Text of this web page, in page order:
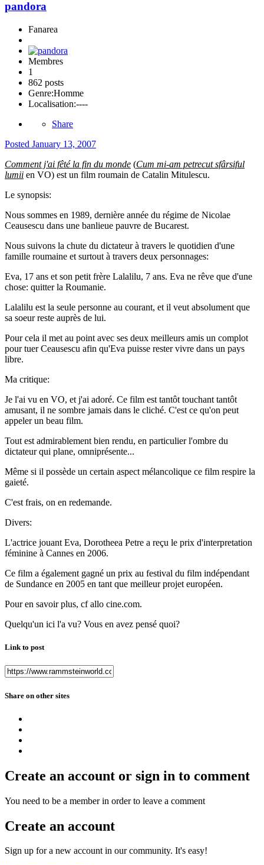
pandora
Fanarea
Membres
1
862 posts
Genre:Homme
Localisation:----
Share
Posted January 13, 2007
Comment j'ai fêté la fin du monde (Cum mi-am petrecut sfârsiful
lumii en VO) est un film roumain de Catalin Mitulescu.
Le synopsis:
Nous sommes en 1989, dernière année du régime de Nicolae
Ceausescu dans une banlieue pauvre de Bucarest.
Nous suivons la chute du dictateur à travers le quotidien d'une
famille roumaine et surtout à travers deux personnages:
Eva, 17 ans et son petit frère Lalalilu, 7 ans. Eva ne rêve que d'une
chose: quitter la Roumanie.
Lalalilu est la seule personne au courant, et il veut absolument que
sa soeur reste auprès de lui.
Pour cela il met au point avec ses deux meilleurs amis un complot
pour tuer Ceausescu afin qu'Eva puisse rester vivre dans un pays
libre.
Ma critique:
Je l'ai vu en VO, et j'ai adoré. Ce film est tantôt touchant tantôt
amusant, il ne sombre jamais dans le cliché. C'est ce qu'on peut
appeler un beau film.
Tout est admirablement bien rendu, en particulier l'ombre du
dictateur qui plane, omniprésente...
Même si il possède un certain aspect mélancolique ce film respire la
gaieté.
C'est frais, on en redemande.
Divers:
L'actrice jouant Eva, Dorotheea Petre a reçu le prix d'interpretation
féminine à Cannes en 2006.
Ce film a également gagné un prix au festival du film indépendant
de Sundance en 2005 en tant que meilleur projet européen.
Pour en savoir plus, cf allo cine.com.
Quelqu'un ici l'a vu? Vous en avez pensé quoi?
Link to post
Share on other sites
Create an account or sign in to comment
You need to be a member in order to leave a comment
Create an account
Sign up for a new account in our community. It's easy!